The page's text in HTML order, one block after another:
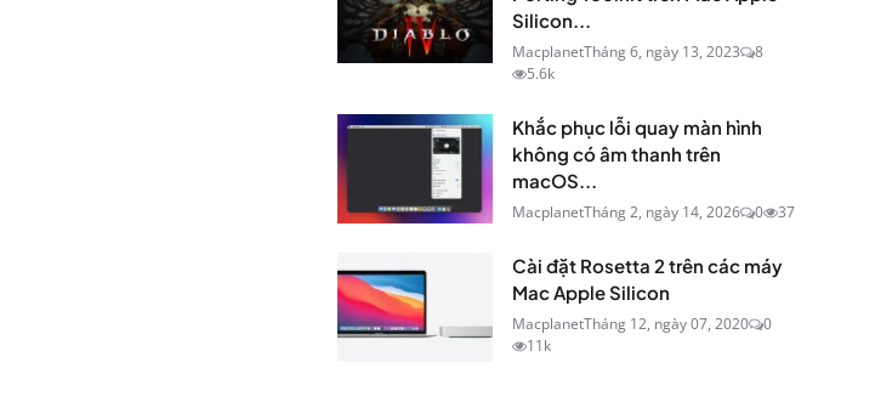
Silicon...
MacplanetTháng 6, ngày 13, 2023
8
5.6k
Khắc phục lỗi quay màn hình
không có âm thanh trên
macOS...
MacplanetTháng 2, ngày 14, 2026 0 37
Cài đặt Rosetta 2 trên các máy
Mac Apple Silicon
MacplanetTháng 12, ngày 07, 2020
0
11k